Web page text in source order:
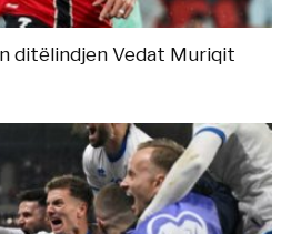
ditëlindjen Vedat Muriqit